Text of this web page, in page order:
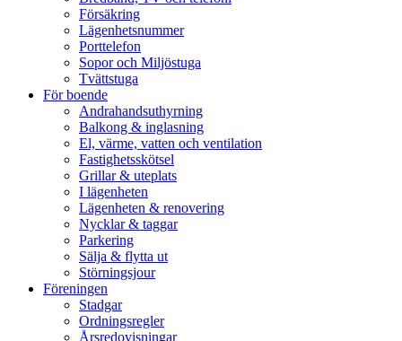
Försäkring
Lägenhetsnummer
Porttelefon
Sopor och Miljöstuga
Tvättstuga
För boende
Andrahandsuthyrning
Balkong & inglasning
El, värme, vatten och ventilation
Fastighetsskötsel
Grillar & uteplats
I lägenheten
Lägenheten & renovering
Nycklar & taggar
Parkering
Sälja & flytta ut
Störningsjour
Föreningen
Stadgar
Ordningsregler
Årsredovisningar